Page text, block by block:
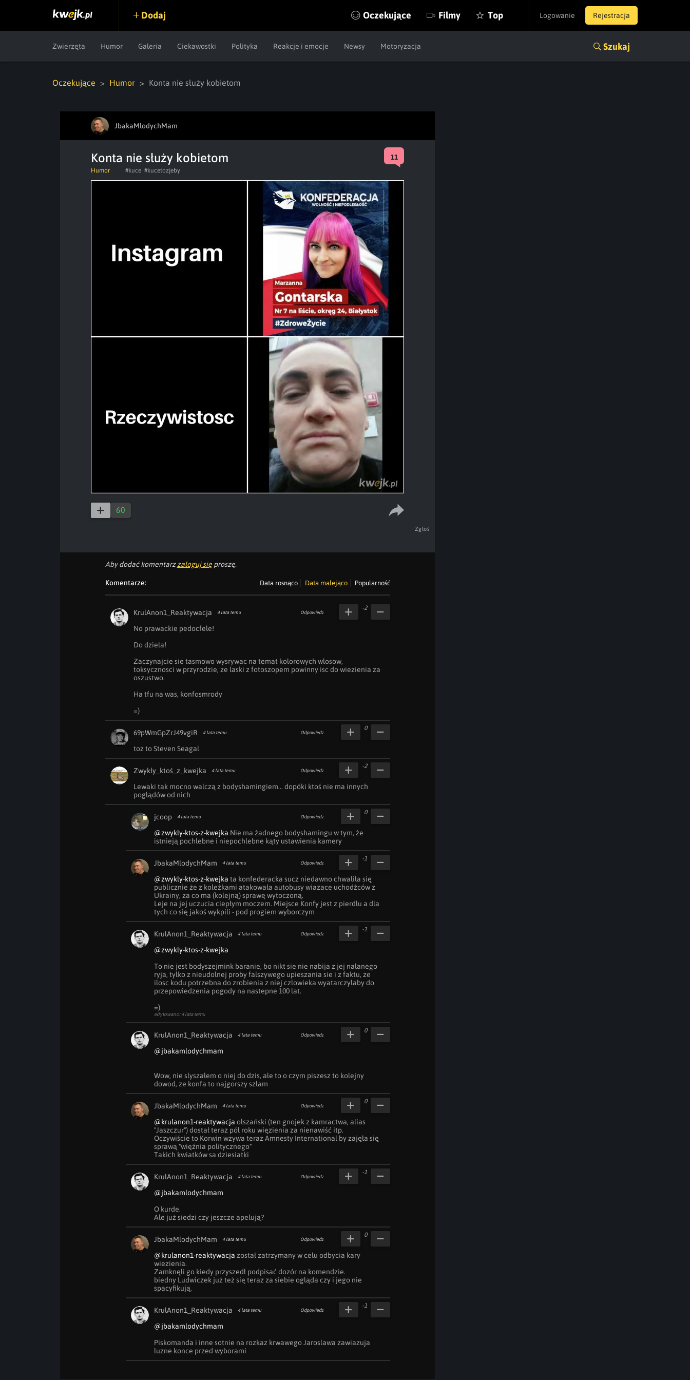
Logowanie Rejestracja
Dodaj Oczekujące Filmy Top
Zwierzęta Humor Galeria Ciekawostki Polityka Reakcje i emocje Newsy Motoryzacja Szukaj
Oczekujące Humor Konta nie służy kobietom
JbakaMlodychMam
Konta nie służy kobietom 11
Humor #kuce #kucetozjeby
60
Zgłoś
Aby dodać komentarzzaloguj sięproszę.
Komentarze: Data rosnąco Data malejąco Popularność
KrulAnon1_Reaktywacja 4 lata temu Odpowiedz
No prawackie pedocfele!
Do dziela!
Zaczynajcie sie tasmowo wysrywac na temat kolorowych wlosow,
toksycznosci w przyrodzie, ze laski z fotoszopem powinny isc do wiezienia za
oszustwo.
Ha tfu na was, konfosmrody
=)
-2
69pWmGpZrJ49vgiR 4 lata temu Odpowiedz
toż to Steven Seagal
0
Zwykły_ktoś_z_kwejka 4 lata temu Odpowiedz
Lewaki tak mocno walczą z bodyshamingiem... dopóki ktoś nie ma innych
poglądów od nich
-2
jcoop 4 lata temu Odpowiedz
@zwykly-ktos-z-kwejka Nie ma żadnego bodyshamingu w tym, że
istnieją pochlebne i niepochlebne kąty ustawienia kamery
0
JbakaMlodychMam 4 lata temu Odpowiedz
@zwykly-ktos-z-kwejka ta konfederacka sucz niedawno chwaliła się
publicznie że z koleżkami atakowała autobusy wiazace uchodźców z
Ukrainy, za co ma (kolejną) sprawę wytoczoną.
Leje na jej uczucia ciepłym moczem. Miejsce Konfy jest z pierdlu a dla
tych co się jakoś wykpili - pod progiem wyborczym
-1
KrulAnon1_Reaktywacja 4 lata temu Odpowiedz
@zwykly-ktos-z-kwejka
To nie jest bodyszejmink baranie, bo nikt sie nie nabija z jej nalanego
ryja, tylko z nieudolnej proby falszywego upieszania sie i z faktu, ze
ilosc kodu potrzebna do zrobienia z niej czlowieka wyatarczylaby do
przepowiedzenia pogody na nastepne 100 lat.
=)
edytowano: 4 lata temu
-1
KrulAnon1_Reaktywacja 4 lata temu Odpowiedz
@jbakamlodychmam
Wow, nie slyszalem o niej do dzis, ale to o czym piszesz to kolejny
dowod, ze konfa to najgorszy szlam
0
JbakaMlodychMam 4 lata temu Odpowiedz
@krulanon1-reaktywacja olszański (ten gnojek z kamractwa, alias
"Jaszczur") dostał teraz pół roku więzienia za nienawiść itp.
Oczywiście to Korwin wzywa teraz Amnesty International by zajęła się
sprawą "więźnia politycznego"
Takich kwiatków sa dziesiatki
0
KrulAnon1_Reaktywacja 4 lata temu Odpowiedz
@jbakamlodychmam
O kurde.
Ale już siedzi czy jeszcze apelują?
-1
JbakaMlodychMam 4 lata temu Odpowiedz
@krulanon1-reaktywacja został zatrzymany w celu odbycia kary
wiezienia.
Zamknęli go kiedy przyszedł podpisać dozór na komendzie.
biedny Ludwiczek już też się teraz za siebie ogląda czy i jego nie
spacyfikują.
0
KrulAnon1_Reaktywacja 4 lata temu Odpowiedz
@jbakamlodychmam
Piskomanda i inne sotnie na rozkaz krwawego Jaroslawa zawiazuja
luzne konce przed wyborami
-1